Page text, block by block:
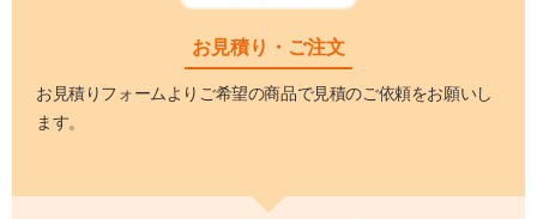
お見積り・ご注文
お見積りフォームよりご希望の商品で見積のご依頼をお願いし
ます。